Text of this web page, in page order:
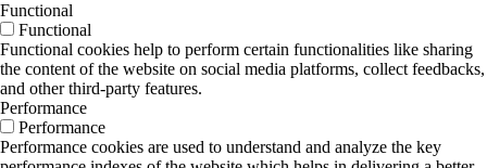
Functional
Functional
Functional cookies help to perform certain functionalities like sharing
the content of the website on social media platforms, collect feedbacks,
and other third-party features.
Performance
Performance
Performance cookies are used to understand and analyze the key